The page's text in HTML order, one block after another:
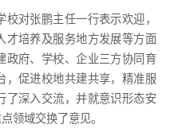
对张鹏主任一行表示欢迎，
才培养及服务地方发展等方面
政府、学校、企业三方协同育
，促进校地共建共享，精准服
了深入交流，并就意识形态安
领域交换了意见。